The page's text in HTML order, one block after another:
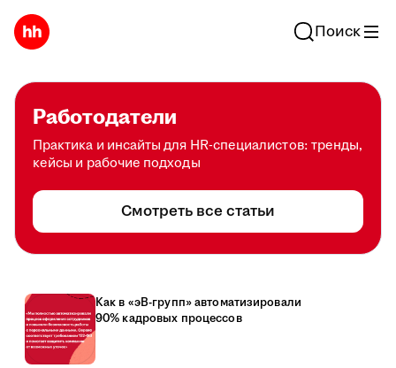
Поиск
Работодатели
Практика и инсайты для HR-специалистов: тренды,
кейсы и рабочие подходы
Смотреть все статьи
Как в «эВ-групп» автоматизировали
90% кадровых процессов